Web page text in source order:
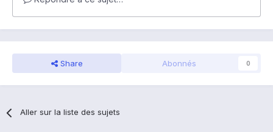
Share Abonnés 0
Aller sur la liste des sujets